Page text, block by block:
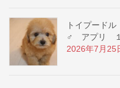
トイプード
♂ アプリ １
2026年7月25